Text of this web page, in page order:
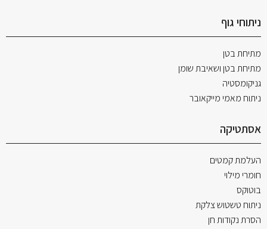
ניתוחי גוף
מתיחת בטן
מתיחת בטן ושאיבת שומן
גניקומסטיה
ניתוח מאמי מייקאובר
אסתטיקה
העלמת קמטים
חומרי מילוי
בוטוקס
ניתוח טשטוש צלקת
הסרת נקודות חן